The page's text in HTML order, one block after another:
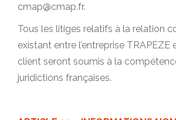
cmap@cmap.fr.
Tous les litiges relatifs à la relation
existant entre l’entreprise TRAPEZE
client seront soumis à la
juridictions françaises.